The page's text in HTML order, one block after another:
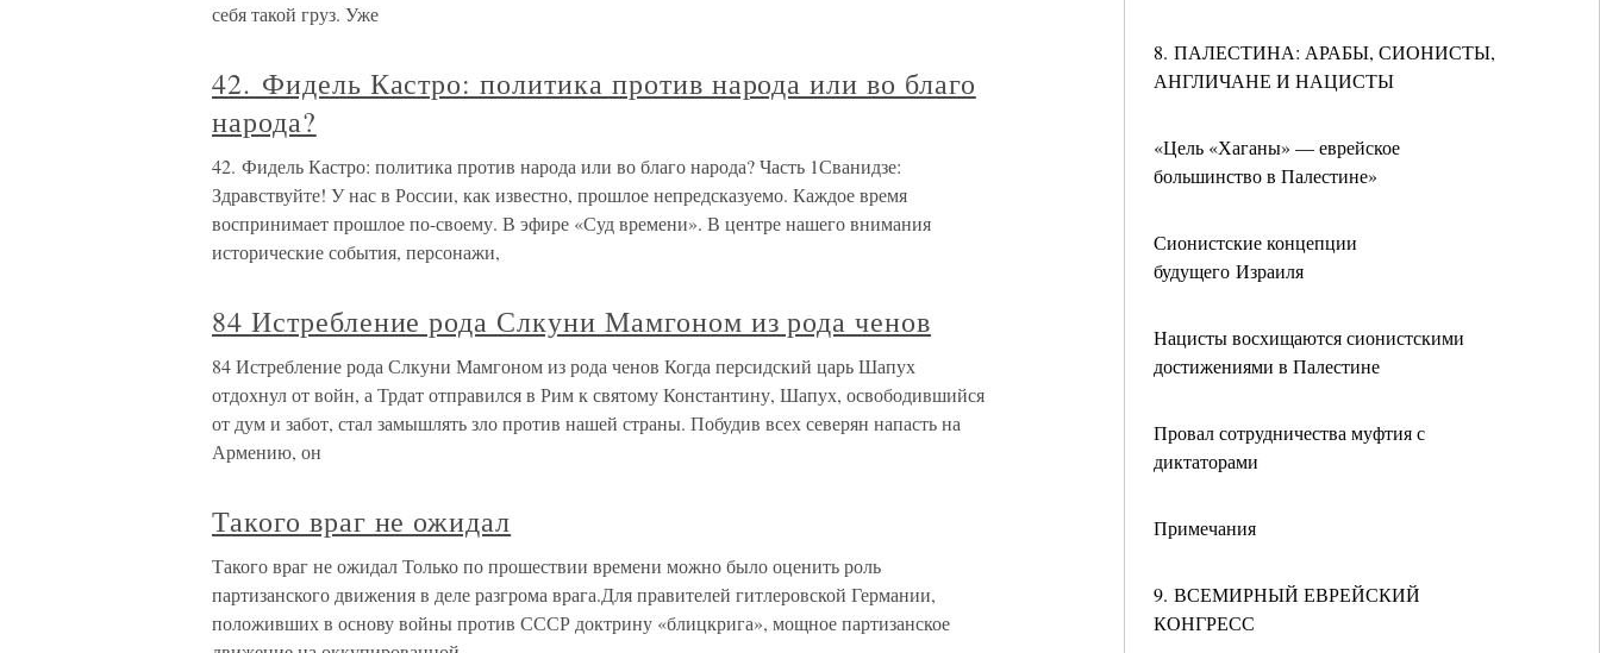
8. ПАЛЕСТИНА: АРАБЫ, СИОНИСТЫ,
АНГЛИЧАНЕ И НАЦИСТЫ
«Цель «Хаганы» — еврейское
большинство в Палестине»
Сионистские концепции
будущего Израиля
Нацисты восхищаются сионистскими
достижениями в Палестине
Провал сотрудничества муфтия с
диктаторами
Примечания
9. ВСЕМИРНЫЙ ЕВРЕЙСКИЙ
КОНГРЕСС
себя такой груз. Уже
42. Фидель Кастро: политика против народа или во благо
народа?
42. Фидель Кастро: политика против народа или во благо народа? Часть 1Сванидзе:
Здравствуйте! У нас в России, как известно, прошлое непредсказуемо. Каждое время
воспринимает прошлое по-своему. В эфире «Суд времени». В центре нашего внимания
исторические события, персонажи,
84 Истребление рода Слкуни Мамгоном из рода ченов
84 Истребление рода Слкуни Мамгоном из рода ченов Когда персидский царь Шапух
отдохнул от войн, а Трдат отправился в Рим к святому Константину, Шапух, освободившийся
от дум и забот, стал замышлять зло против нашей страны. Побудив всех северян напасть на
Армению, он
Такого враг не ожидал
Такого враг не ожидал Только по прошествии времени можно было оценить роль
партизанского движения в деле разгрома врага.Для правителей гитлеровской Германии,
положивших в основу войны против СССР доктрину «блицкрига», мощное партизанское